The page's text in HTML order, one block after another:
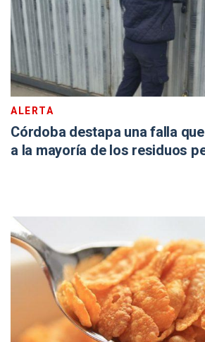
ALERTA
Córdoba destapa una falla
a la mayoría de los residuos